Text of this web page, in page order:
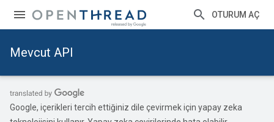
OTURUM AÇ
Mevcut API
Google, içerikleri tercih ettiğiniz dile çevirmek için yapay zeka